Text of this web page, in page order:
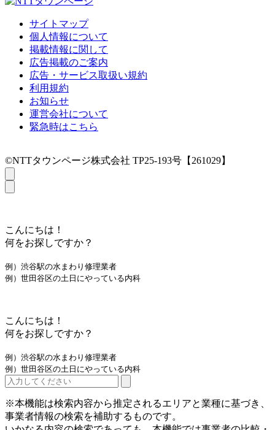
サイトマップ
個人情報について
掲載情報に関して
広告掲載のご案内
広告・サービス取扱い規約
利用規約
お知らせ
運営会社について
緊急時はこちら
©NTTタウンページ株式会社 TP25-193号【261029】
こんにちは！
何をお探しですか？
例）渋谷駅の水まわり修理業者
例）世田谷区の土日にやっている内科
こんにちは！
何をお探しですか？
例）渋谷駅の水まわり修理業者
例）世田谷区の土日にやっている内科
※本機能は検索内容から推定されるエリアと業種に基づき、
事業者情報の検索を補助するものです。